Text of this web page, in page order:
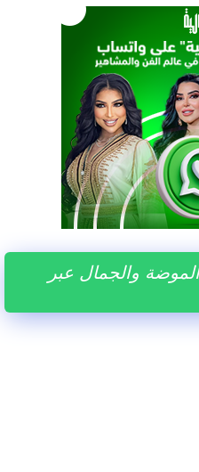
الموضة والجمال عبر